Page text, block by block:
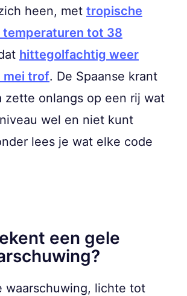
heen, met tropische
temperaturen tot 38
hittegolfachtig weer
mei trof. De Spaanse krant
zette onlangs op een rij wat
wel en niet kunt
lees je wat elke code
een gele
waarschuwing, lichte tot